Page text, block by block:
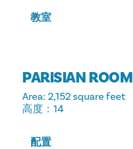
教室
PARISIAN ROOM
Area: 2,152 square feet
高度 ：14
配置